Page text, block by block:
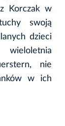
Korczak w
swoją
dzieci
nie
w ich